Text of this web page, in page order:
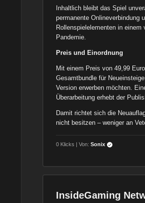
Inhaltlich bleibt das Spiel
permanente Onlineverbindung
Rollenspielelementen in
Pandemie.
Preis und Einordnung
Mit einem Preis von 49,99
Gesamtbundle für
Version erwerben möchten.
Überarbeitung erhebt der
Damit richtet sich die
nicht besitzen – weniger an
0 Klicks | Von:Sonix
InsideGaming